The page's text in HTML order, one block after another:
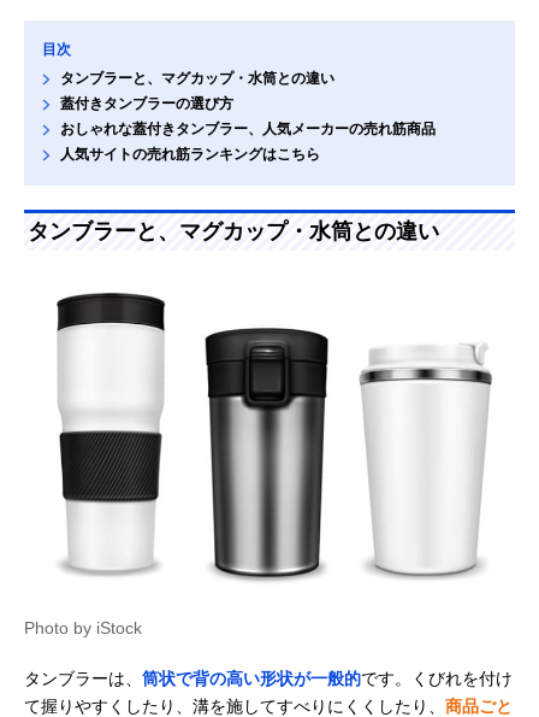
目次
タンブラーと、マグカップ・水筒との違い
蓋付きタンブラーの選び方
おしゃれな蓋付きタンブラー、人気メーカーの売れ筋商品
人気サイトの売れ筋ランキングはこちら
タンブラーと、マグカップ・水筒との違い
Photo by iStock
タンブラーは、 筒状で背の高い形状が一般的です。くびれを付け
て握りやすくしたり、溝を施してすべりにくくしたり、 商品ごと